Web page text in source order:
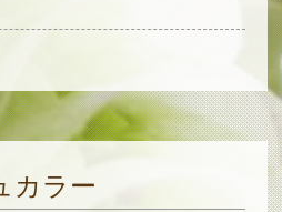
カラー